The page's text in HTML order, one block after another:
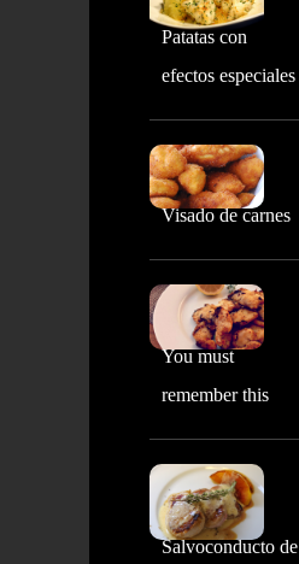
Patatas con
efectos especiales
Visado de carnes
You must
remember this
Salvoconducto de